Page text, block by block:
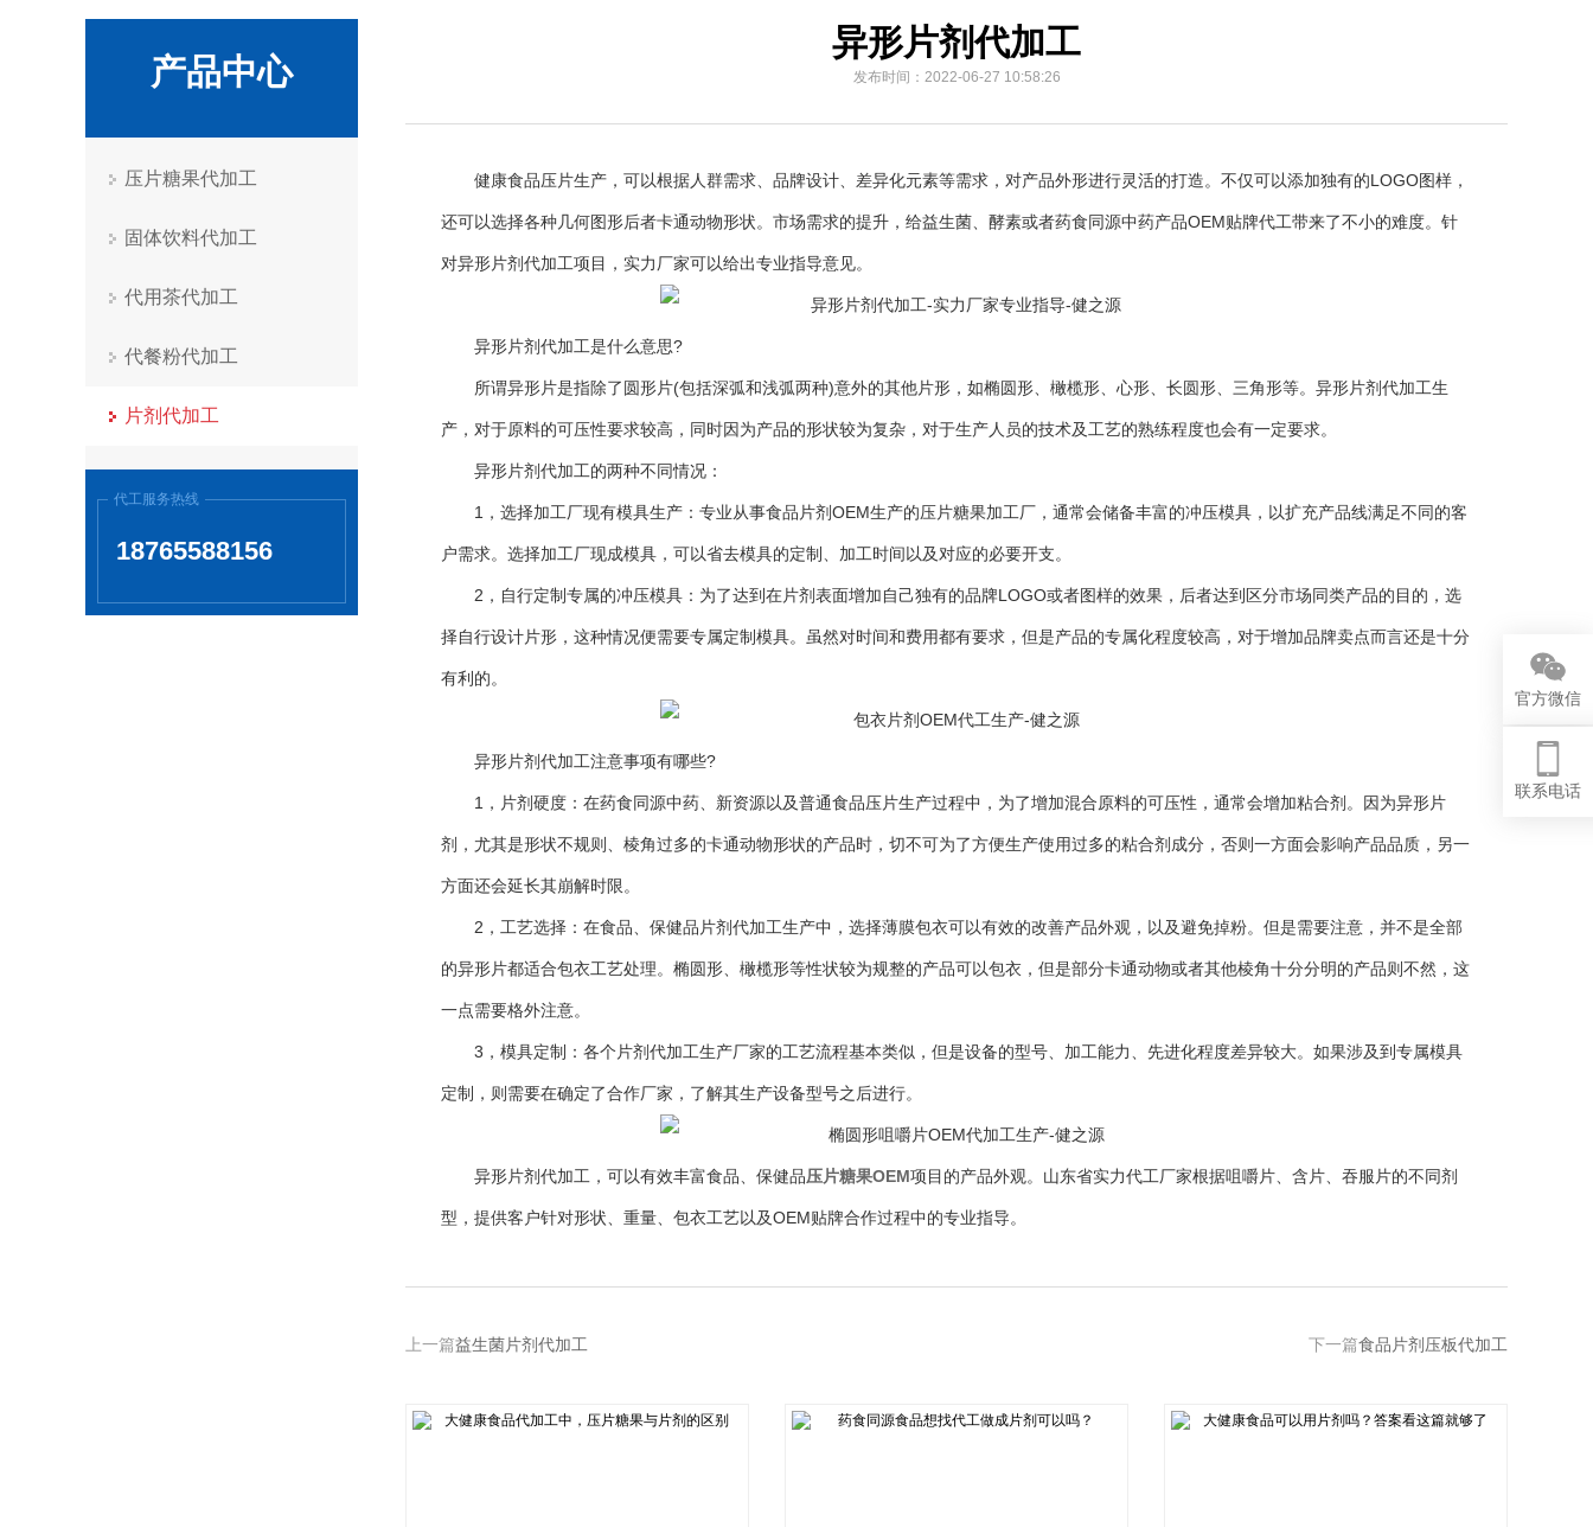
产品中心
压片糖果代加工
固体饮料代加工
代用茶代加工
代餐粉代加工
片剂代加工
代工服务热线
18765588156
异形片剂代加工
发布时间：2022-06-27 10:58:26
健康食品压片生产，可以根据人群需求、品牌设计、差异化元素等需求，对产品外形进行灵活的打造。不仅可以添加独有的LOGO图样，
还可以选择各种几何图形后者卡通动物形状。市场需求的提升，给益生菌、酵素或者药食同源中药产品OEM贴牌代工带来了不小的难度。针
对异形片剂代加工项目，实力厂家可以给出专业指导意见。
异形片剂代加工是什么意思?
所谓异形片是指除了圆形片(包括深弧和浅弧两种)意外的其他片形，如椭圆形、橄榄形、心形、长圆形、三角形等。异形片剂代加工生
产，对于原料的可压性要求较高，同时因为产品的形状较为复杂，对于生产人员的技术及工艺的熟练程度也会有一定要求。
异形片剂代加工的两种不同情况：
1，选择加工厂现有模具生产：专业从事食品片剂OEM生产的压片糖果加工厂，通常会储备丰富的冲压模具，以扩充产品线满足不同的客
户需求。选择加工厂现成模具，可以省去模具的定制、加工时间以及对应的必要开支。
2，自行定制专属的冲压模具：为了达到在片剂表面增加自己独有的品牌LOGO或者图样的效果，后者达到区分市场同类产品的目的，选
择自行设计片形，这种情况便需要专属定制模具。虽然对时间和费用都有要求，但是产品的专属化程度较高，对于增加品牌卖点而言还是十分
有利的。
异形片剂代加工注意事项有哪些?
1，片剂硬度：在药食同源中药、新资源以及普通食品压片生产过程中，为了增加混合原料的可压性，通常会增加粘合剂。因为异形片
剂，尤其是形状不规则、棱角过多的卡通动物形状的产品时，切不可为了方便生产使用过多的粘合剂成分，否则一方面会影响产品品质，另一
方面还会延长其崩解时限。
2，工艺选择：在食品、保健品片剂代加工生产中，选择薄膜包衣可以有效的改善产品外观，以及避免掉粉。但是需要注意，并不是全部
的异形片都适合包衣工艺处理。椭圆形、橄榄形等性状较为规整的产品可以包衣，但是部分卡通动物或者其他棱角十分分明的产品则不然，这
一点需要格外注意。
3，模具定制：各个片剂代加工生产厂家的工艺流程基本类似，但是设备的型号、加工能力、先进化程度差异较大。如果涉及到专属模具
定制，则需要在确定了合作厂家，了解其生产设备型号之后进行。
异形片剂代加工，可以有效丰富食品、保健品压片糖果OEM项目的产品外观。山东省实力代工厂家根据咀嚼片、含片、吞服片的不同剂
型，提供客户针对形状、重量、包衣工艺以及OEM贴牌合作过程中的专业指导。
上一篇益生菌片剂代加工 下一篇食品片剂压板代加工
官方微信
联系电话